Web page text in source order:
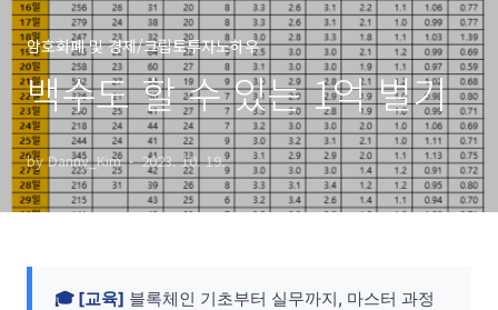
암호화폐 및 경제/크립토투자노하우
백수도 할 수 있는 1억 벌기
by Danny_Kim 2023. 10. 19.
🎓 [교육] 블록체인 기초부터 실무까지, 마스터 과정